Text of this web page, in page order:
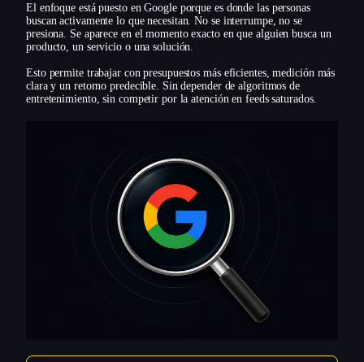
El enfoque está puesto en Google porque es donde las personas
buscan activamente lo que necesitan. No se interrumpe, no se
presiona. Se aparece en el momento exacto en que alguien busca un
producto, un servicio o una solución.
Esto permite trabajar con presupuestos más eficientes, medición más
clara y un retorno predecible. Sin depender de algoritmos de
entretenimiento, sin competir por la atención en feeds saturados.